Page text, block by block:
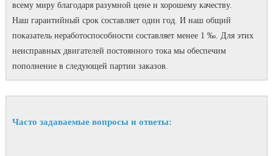
всему миру благодаря разумной цене и хорошему качеству.
Наш гарантийный срок составляет один год. И наш общий
показатель неработоспособности составляет менее 1 ‰. Для этих
неисправных двигателей постоянного тока мы обеспечим
пополнение в следующей партии заказов.
Часто задаваемые вопросы и ответы: